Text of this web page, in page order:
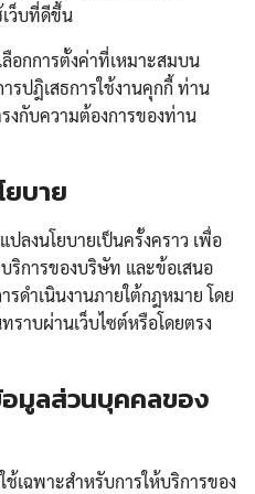
เว็บที่ดีขึ้น
อกการตั้งค่าที่เหมาะสมบน
รปฎิเสธการใช้งานคุกกี้ ท่าน
งกับความต้องการของท่าน
ยบาย
ลงนโยบายเป็นครั้งคราว เพื่อ
ริการของบริษัท และข้อเสนอ
ดำเนินงานภายใต้กฎหมาย โดย
ราบผ่านเว็บไซต์หรือโดยตรง
มูลส่วนบุคคลของ
เฉพาะสำหรับการให้บริการของ